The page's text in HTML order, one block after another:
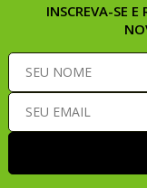
INSCREVA-SE